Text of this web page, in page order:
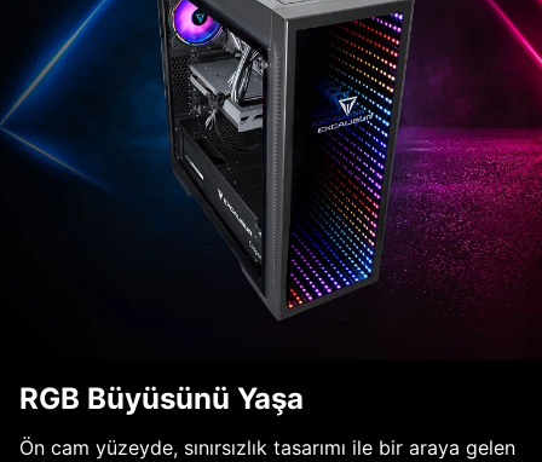
RGB Büyüsünü Yaşa
Ön cam yüzeyde, sınırsızlık tasarımı ile bir araya gelen